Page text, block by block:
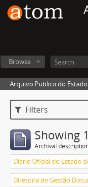
Browse
Arquivo Publico do Estado
Filters
Showing
Archival
Diretoria de Gestão